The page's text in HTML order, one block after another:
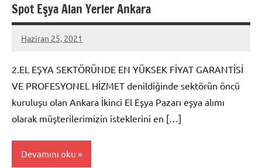
Spot Eşya Alan Yerler Ankara
Haziran 25, 2021
admin
2.EL EŞYA SEKTÖRÜNDE EN YÜKSEK FİYAT GARANTİSİ
VE PROFESYONEL HİZMET denildiğinde sektörün öncü
kuruluşu olan Ankara İkinci El Eşya Pazarı eşya alımı
olarak müşterilerimizin isteklerini en […]
Devamını oku